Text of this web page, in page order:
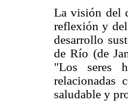
La visión del
reflexión y
desarrollo
de Río (de
"Los seres
relacionadas
saludable y